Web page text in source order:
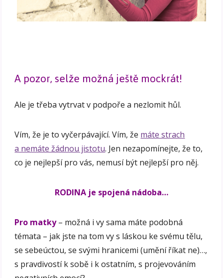
A pozor, selže možná ještě mockrát!
Ale je třeba vytrvat v podpoře a nezlomit hůl.
Vím, že je to vyčerpávající. Vím, že máte strach
a nemáte žádnou jistotu. Jen nezapomínejte, že to,
co je nejlepší pro vás, nemusí být nejlepší pro něj.
RODINA je spojená nádoba…
Pro matky– možná i vy sama máte podobná
témata – jak jste na tom vy s láskou ke svému tělu,
se sebeúctou, se svými hranicemi (umění říkat ne)…,
s pravdivostí k sobě i k ostatním, s projevováním